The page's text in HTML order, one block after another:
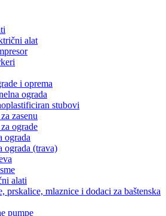
alat
i oprema
ograda
stubovi
zasenu
ograde
ograda
ograda (trava)
alati
prskalice, mlaznice i dodaci za baštenska
pumpe